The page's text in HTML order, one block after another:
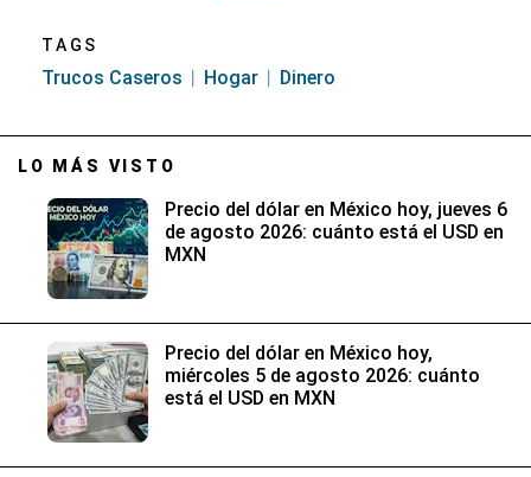
TAGS
Trucos Caseros Hogar Dinero
LO MÁS VISTO
Precio del dólar en México hoy, jueves 6
de agosto 2026: cuánto está el USD en
MXN
Precio del dólar en México hoy,
miércoles 5 de agosto 2026: cuánto
está el USD en MXN